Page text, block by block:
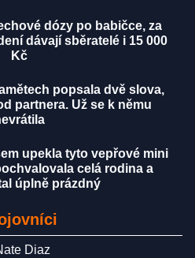
dózy po babičce, za
dávají sběratelé i 15 000
Kč
popsala dvě slova,
partnera. Už se k němu
upekla tyto vepřové mini
celá rodina a
úplně prázdný
Diaz